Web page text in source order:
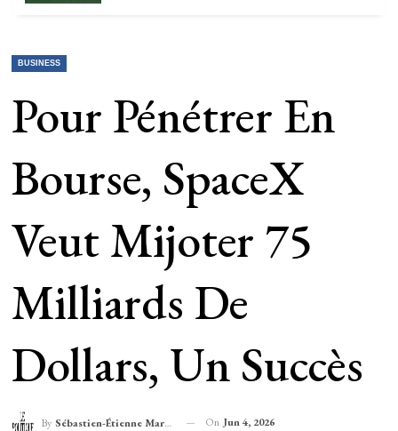
BUSINESS
Pour Pénétrer En
Bourse, SpaceX
Veut Mijoter 75
Milliards De
Dollars, Un Succès
By Sébastien-Étienne Marechal On Jun 4, 2026